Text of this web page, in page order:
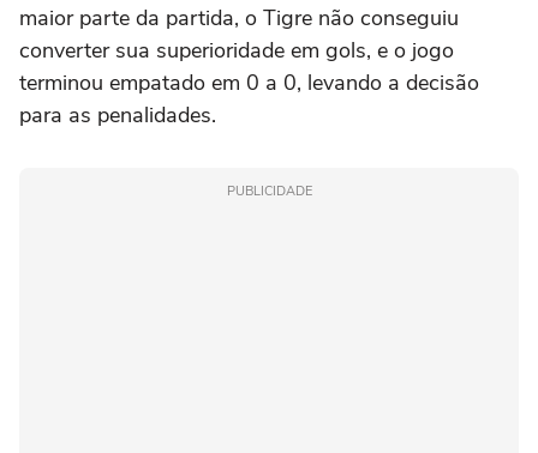
maior parte da partida, o Tigre não conseguiu
converter sua superioridade em gols, e o jogo
terminou empatado em 0 a 0, levando a decisão
para as penalidades.
PUBLICIDADE